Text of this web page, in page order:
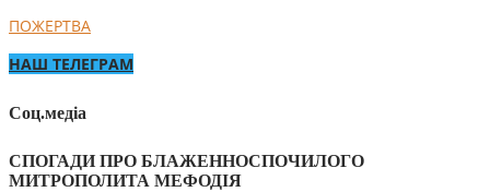
ПОЖЕРТВА
НАШ ТЕЛЕГРАМ
Соц.медіа
СПОГАДИ ПРО БЛАЖЕННОСПОЧИЛОГО
МИТРОПОЛИТА МЕФОДІЯ